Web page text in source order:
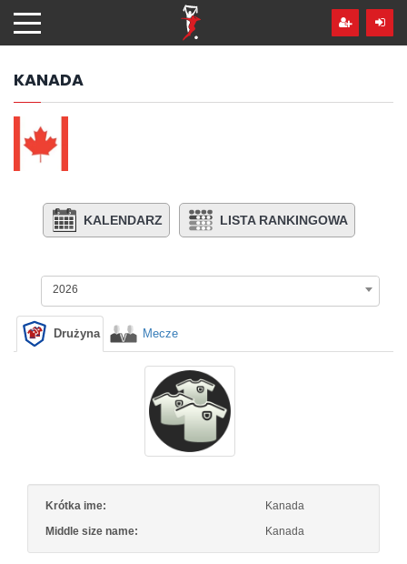
hdo
treści
KANADA
KALENDARZ LISTA RANKINGOWA
2026
Drużyna Mecze
Krótka ime:
Kanada
Middle size name:
Kanada